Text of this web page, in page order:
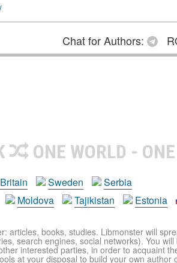
Chat for Authors:
ONE WORLD -
Sweden
Serbia
Moldova Tajikistan Estonia
articles, books, studies. Libmonster will
search engines, social networks). You
interested parties, in order to acquaint
at your disposal to build your own author